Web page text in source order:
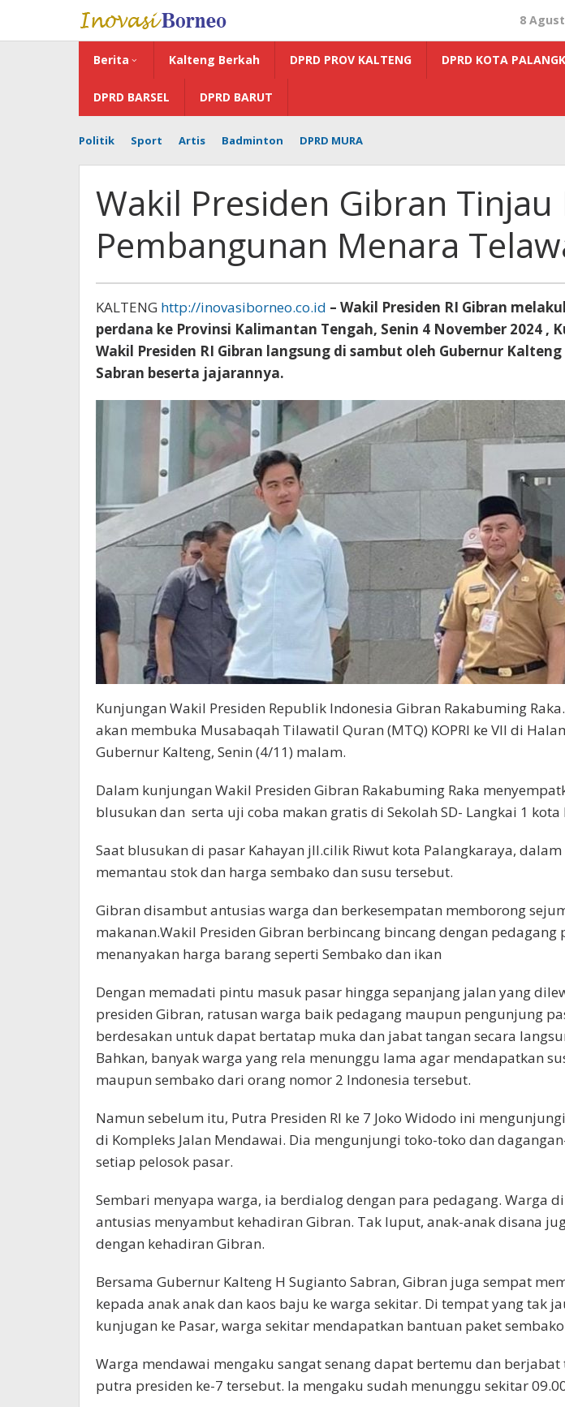
konten
8
Berita Kalteng Berkah DPRD PROV KALTENG DPRD KOTA
DPRD BARSEL DPRD BARUT
Politik Sport Artis Badminton DPRD MURA
Wakil Presiden Gibran Tinjau
Pembangunan Menara
KALTENG http://inovasiborneo.co.id – Wakil Presiden RI Gibran
perdana ke Provinsi Kalimantan Tengah, Senin 4 November 2024 ,
Wakil Presiden RI Gibran langsung di sambut oleh Gubernur
Sabran beserta jajarannya.
Kunjungan Wakil Presiden Republik Indonesia Gibran Rakabuming
akan membuka Musabaqah Tilawatil Quran (MTQ) KOPRI ke VII di
Gubernur Kalteng, Senin (4/11) malam.
Dalam kunjungan Wakil Presiden Gibran Rakabuming Raka
blusukan dan serta uji coba makan gratis di Sekolah SD- Langkai 1 kota
Saat blusukan di pasar Kahayan jll.cilik Riwut kota Palangkaraya,
memantau stok dan harga sembako dan susu tersebut.
Gibran disambut antusias warga dan berkesempatan memborong
makanan.Wakil Presiden Gibran berbincang bincang dengan pedagang
menanyakan harga barang seperti Sembako dan ikan
Dengan memadati pintu masuk pasar hingga sepanjang jalan yang
presiden Gibran, ratusan warga baik pedagang maupun pengunjung
berdesakan untuk dapat bertatap muka dan jabat tangan secara
Bahkan, banyak warga yang rela menunggu lama agar mendapatkan
maupun sembako dari orang nomor 2 Indonesia tersebut.
Namun sebelum itu, Putra Presiden RI ke 7 Joko Widodo ini
di Kompleks Jalan Mendawai. Dia mengunjungi toko-toko dan
setiap pelosok pasar.
Sembari menyapa warga, ia berdialog dengan para pedagang. Warga
antusias menyambut kehadiran Gibran. Tak luput, anak-anak disana
dengan kehadiran Gibran.
Bersama Gubernur Kalteng H Sugianto Sabran, Gibran juga sempat
kepada anak anak dan kaos baju ke warga sekitar. Di tempat yang tak
kunjugan ke Pasar, warga sekitar mendapatkan bantuan paket sembako
Warga mendawai mengaku sangat senang dapat bertemu dan berjabat
putra presiden ke-7 tersebut. Ia mengaku sudah menunggu sekitar